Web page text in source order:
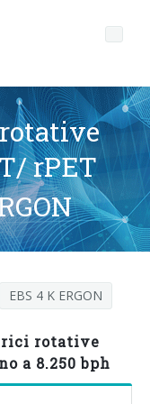
rPET
EBS 4 K ERGON
rotative
a 8.250 bph